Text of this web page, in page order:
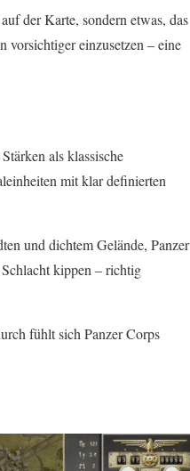
der Karte, sondern etwas, das
vorsichtiger einzusetzen – eine
als klassische
mit klar definierten
und dichtem Gelände, Panzer
kippen – richtig
fühlt sich Panzer Corps